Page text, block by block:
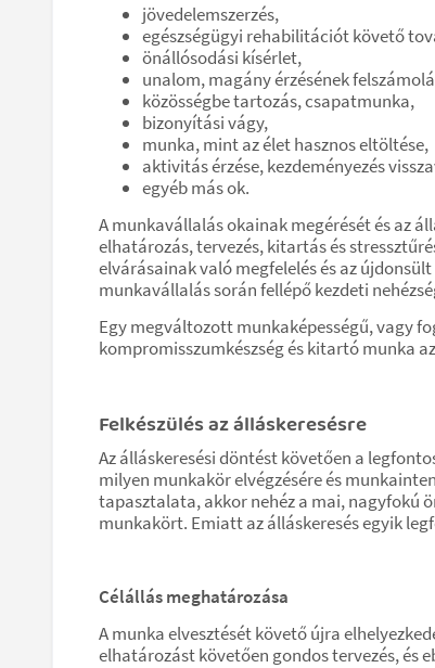
jövedelemszerzés,
egészségügyi rehabilitációt követő
önállósodási kísérlet,
unalom, magány érzésének
közösségbe tartozás, csapatmunka,
bizonyítási vágy,
munka, mint az élet hasznos eltöltése,
aktivitás érzése, kezdeményezés
egyéb más ok.
A munkavállalás okainak megérését és az
elhatározás, tervezés, kitartás és
elvárásainak való megfelelés és az
munkavállalás során fellépő kezdeti
Egy megváltozott munkaképességű, vagy
kompromisszumkészség és kitartó munka
Felkészülés az álláskeresésre
Az álláskeresési döntést követően a
milyen munkakör elvégzésére és
tapasztalata, akkor nehéz a mai, nagyfokú
munkakört. Emiatt az álláskeresés egyik
Célállás meghatározása
A munka elvesztését követő újra
elhatározást követően gondos tervezés, és